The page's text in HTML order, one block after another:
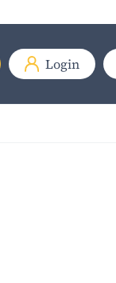
Login